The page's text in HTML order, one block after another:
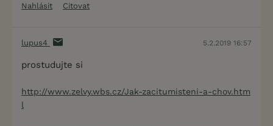
Nahlásit
Citovat
lupus4 5.2.2019 16:57
prostudujte si
http://www.zelvy.wbs.cz/Jak-zacitumisteni-a-chov.htm
l